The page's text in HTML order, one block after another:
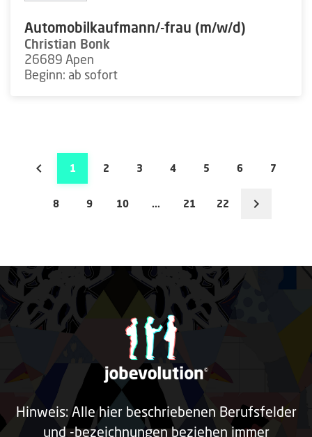
Automobilkaufmann/-frau (m/w/d)
Christian Bonk
26689 Apen
Beginn: ab sofort
1 2 3 4 5 6 7
8 9 10 ... 21 22
Hinweis: Alle hier beschriebenen Berufsfelder
und -bezeichnungen beziehen immer